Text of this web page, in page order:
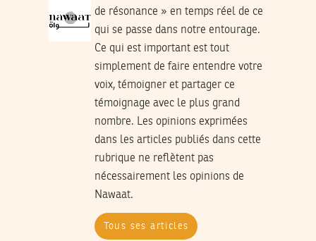
de résonance » en temps réel de ce
qui se passe dans notre entourage.
Ce qui est important est tout
simplement de faire entendre votre
voix, témoigner et partager ce
témoignage avec le plus grand
nombre. Les opinions exprimées
dans les articles publiés dans cette
rubrique ne reflètent pas
nécessairement les opinions de
Nawaat.
Tous ses articles